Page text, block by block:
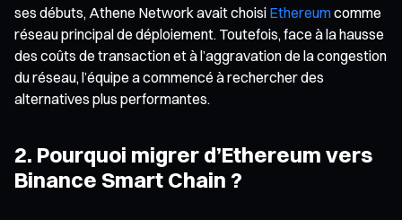
ses débuts, Athene Network avait choisi Ethereumcomme
réseau principal de déploiement. Toutefois, face à la hausse
des coûts de transaction et à l’aggravation de la congestion
du réseau, l’équipe a commencé à rechercher des
alternatives plus performantes.
2. Pourquoi migrer d’Ethereum vers
Binance Smart Chain ?